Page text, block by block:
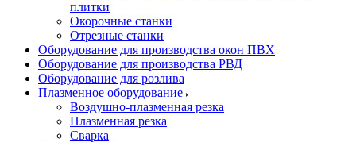
плитки
Окорочные станки
Отрезные станки
Оборудование для производства окон ПВХ
Оборудование для производства РВД
Оборудование для розлива
Плазменное оборудование
Воздушно-плазменная резка
Плазменная резка
Сварка